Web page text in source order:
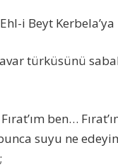
i Beyt Kerbela’ya
türküsünü
ben…
suyu ne